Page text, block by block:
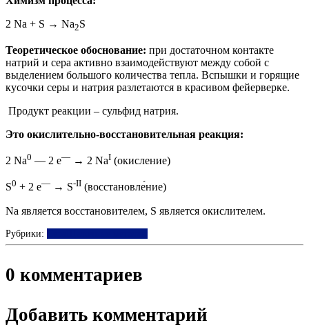
2 Na + S → Na2S
Теоретическое обоснование: при достаточном контакте
натрий и сера активно взаимодействуют между собой с
выделением большого количества тепла. Вспышки и горящие
кусочки серы и натрия разлетаются в красивом фейерверке.
Продукт реакции – сульфид натрия.
Это окислительно-восстановительная реакция:
2 Na0 — 2 e— → 2 NaI (окисление)
S0 + 2 e— → S-II (восстановле́ние)
Na является восстановителем, S является окислителем.
Рубрики:
0 комментариев
Добавить комментарий